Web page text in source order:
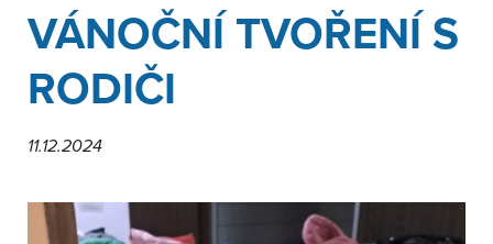
VÁNOČNÍ TVOŘENÍ S
RODIČI
11.12.2024